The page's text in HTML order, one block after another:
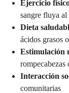
Ejercicio
sangre fluya al
Dieta
ácidos grasos
Estimulación
rompecabezas
Interacción
comunitarias